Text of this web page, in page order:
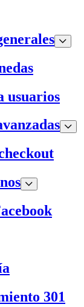
usuarios
301